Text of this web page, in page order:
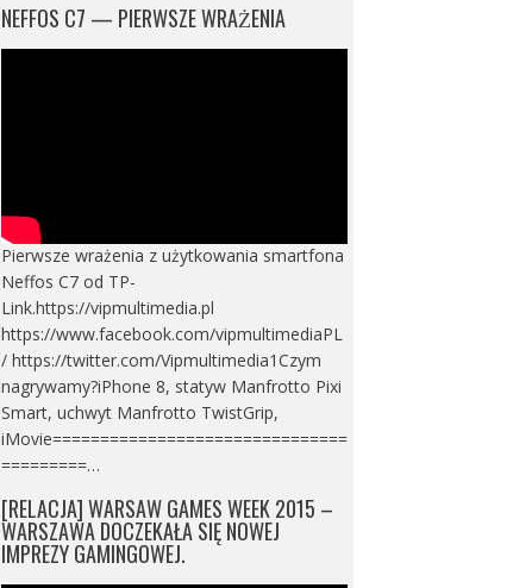
NEFFOS C7 — PIERWSZE WRAŻENIA
Pierwsze wrażenia z użytkowania smartfona
Neffos C7 od TP-
Link.https://vipmultimedia.pl
https://www.facebook.com/vipmultimediaPL
/ https://twitter.com/Vipmultimedia1Czym
nagrywamy?iPhone 8, statyw Manfrotto Pixi
Smart, uchwyt Manfrotto TwistGrip,
iMovie===============================
=========…
[RELACJA] WARSAW GAMES WEEK 2015 –
WARSZAWA DOCZEKAŁA SIĘ NOWEJ
IMPREZY GAMINGOWEJ.